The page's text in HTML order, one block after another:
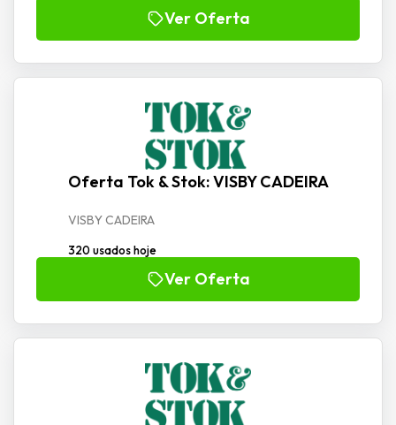
Ver Oferta
Oferta Tok & Stok: VISBY CADEIRA
VISBY CADEIRA
320 usados hoje
Ver Oferta